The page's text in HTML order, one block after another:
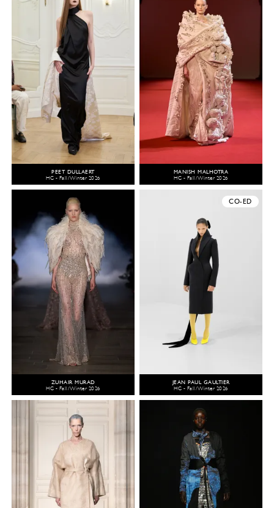
PEET DULLAERT
HC - Fall/Winter 2026
MANISH MALHOTRA
HC - Fall/Winter 2026
ZUHAIR MURAD
HC - Fall/Winter 2026
CO-ED
JEAN PAUL GAULTIER
HC - Fall/Winter 2026